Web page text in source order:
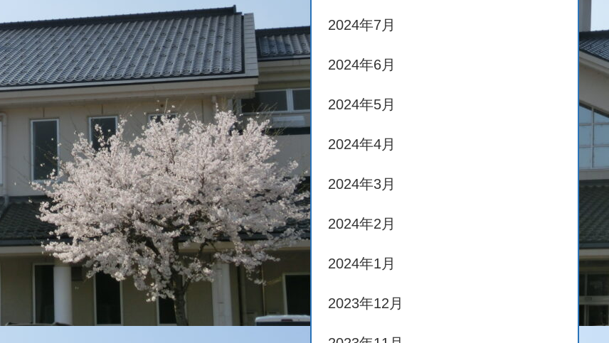
2024年7月
2024年6月
2024年5月
2024年4月
2024年3月
2024年2月
2024年1月
2023年12月